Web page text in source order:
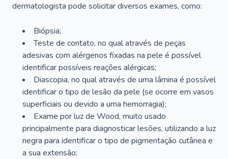
dermatologista pode solicitar diversos exames, como:
Biópsia;
Teste de contato, no qual através de peças
adesivas com alérgenos fixadas na pele é possível
identificar possíveis reações alérgicas;
Diascopia, no qual através de uma lâmina é possível
identificar o tipo de lesão da pele (se ocorre em vasos
superficiais ou devido a uma hemorragia);
Exame por luz de Wood, muito usado
principalmente para diagnosticar lesões, utilizando a luz
negra para identificar o tipo de pigmentação cutânea e
a sua extensão;